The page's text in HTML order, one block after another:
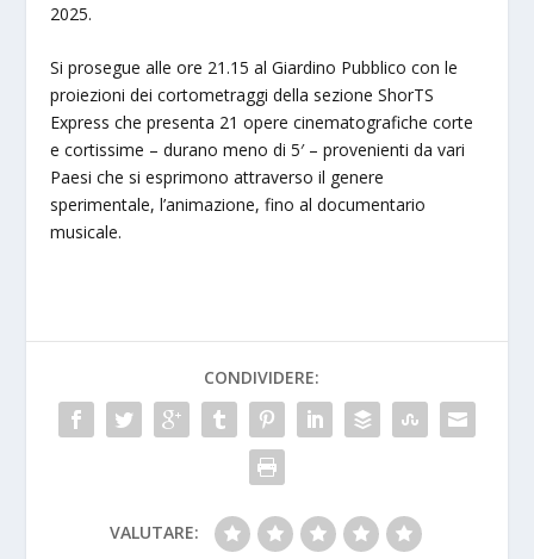
2025.
Si prosegue alle ore 21.15 al Giardino Pubblico con le
proiezioni dei cortometraggi della sezione ShorTS
Express che presenta 21 opere cinematografiche corte
e cortissime – durano meno di 5′ – provenienti da vari
Paesi che si esprimono attraverso il genere
sperimentale, l’animazione, fino al documentario
musicale.
CONDIVIDERE:
VALUTARE: